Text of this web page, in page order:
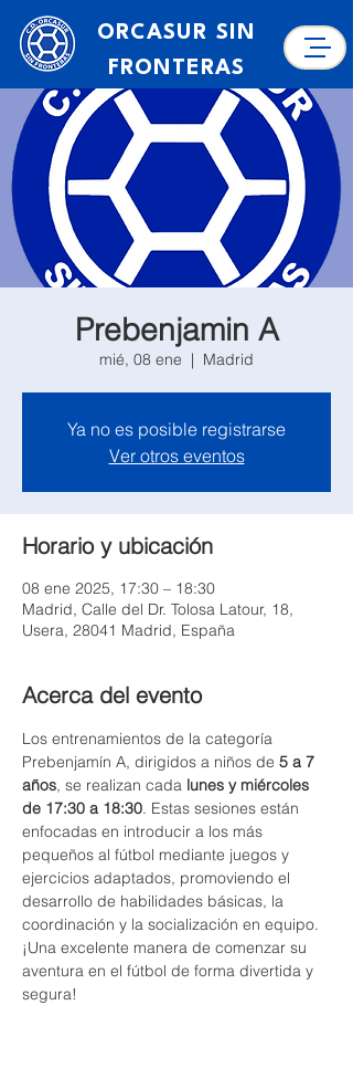
ORCASUR SIN
FRONTERAS
Prebenjamin A
mié, 08 ene
  |
Madrid
Ya no es posible registrarse
Ver otros eventos
Horario y ubicación
08 ene 2025, 17:30 – 18:30
Madrid, Calle del Dr. Tolosa Latour, 18,
Usera, 28041 Madrid, España
Acerca del evento
Los entrenamientos de la categoría
Prebenjamín A, dirigidos a niños de 5 a 7
años, se realizan cada lunes y miércoles
de 17:30 a 18:30. Estas sesiones están
enfocadas en introducir a los más
pequeños al fútbol mediante juegos y
ejercicios adaptados, promoviendo el
desarrollo de habilidades básicas, la
coordinación y la socialización en equipo.
¡Una excelente manera de comenzar su
aventura en el fútbol de forma divertida y
segura!